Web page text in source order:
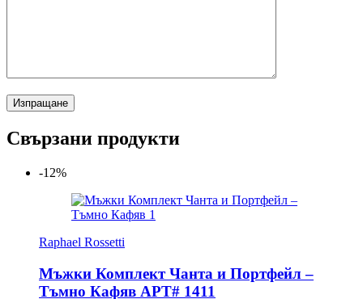
Свързани продукти
-12%
Raphael Rossetti
Мъжки Комплект Чанта и Портфейл –
Тъмно Кафяв АРТ# 1411